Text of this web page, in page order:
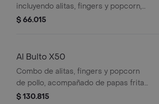
incluyendo alitas, fingers y popcorn,
acompañadas de papas fritas.
$ 66.015
Al Bulto X50
Combo de alitas, fingers y popcorn
de pollo, acompañado de papas fritas.
Total de 50 piezas.
$ 130.815